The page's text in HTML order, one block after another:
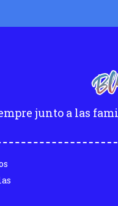
junto a las